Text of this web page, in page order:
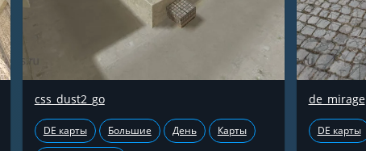
css_dust2_go
DE карты Большие День Карты
de_mirage
DE карты